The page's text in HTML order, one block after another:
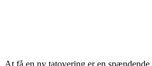
At få en ny tatovering er en